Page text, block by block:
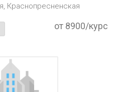
Краснопресненская
от 8900/курс